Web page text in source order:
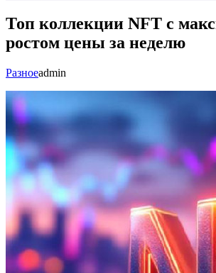
Топ коллекции NFT с
ростом цены за неделю
Разноеadmin